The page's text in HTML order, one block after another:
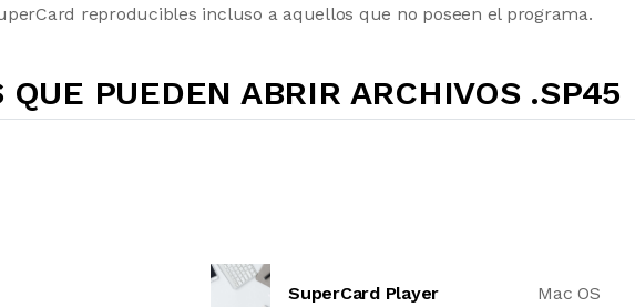
reproducibles incluso a aquellos que no poseen el programa.
QUE PUEDEN ABRIR ARCHIVOS .SP45
SuperCard Player Mac OS